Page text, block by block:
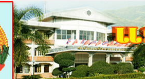
PROVINCE